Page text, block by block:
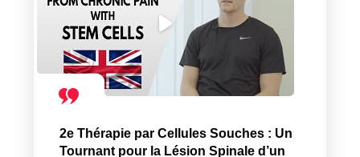
2e Thérapie par Cellules Souches : Un
Tournant pour la Lésion Spinale d’un